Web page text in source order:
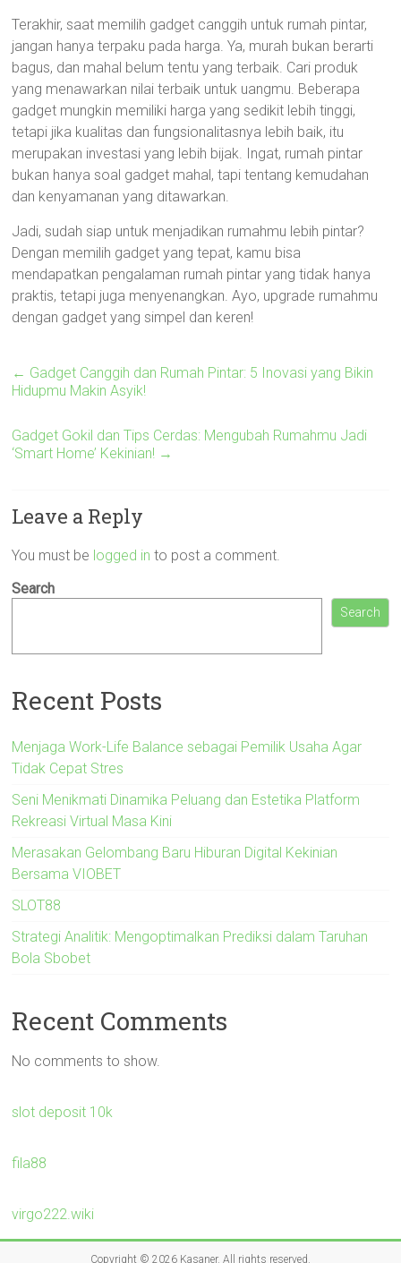
Terakhir, saat memilih gadget canggih untuk rumah pintar,
jangan hanya terpaku pada harga. Ya, murah bukan berarti
bagus, dan mahal belum tentu yang terbaik. Cari produk
yang menawarkan nilai terbaik untuk uangmu. Beberapa
gadget mungkin memiliki harga yang sedikit lebih tinggi,
tetapi jika kualitas dan fungsionalitasnya lebih baik, itu
merupakan investasi yang lebih bijak. Ingat, rumah pintar
bukan hanya soal gadget mahal, tapi tentang kemudahan
dan kenyamanan yang ditawarkan.
Jadi, sudah siap untuk menjadikan rumahmu lebih pintar?
Dengan memilih gadget yang tepat, kamu bisa
mendapatkan pengalaman rumah pintar yang tidak hanya
praktis, tetapi juga menyenangkan. Ayo, upgrade rumahmu
dengan gadget yang simpel dan keren!
← Gadget Canggih dan Rumah Pintar: 5 Inovasi yang Bikin
Hidupmu Makin Asyik!
Gadget Gokil dan Tips Cerdas: Mengubah Rumahmu Jadi
‘Smart Home’ Kekinian! →
Leave a Reply
You must be logged in to post a comment.
Search
Search
Recent Posts
Menjaga Work-Life Balance sebagai Pemilik Usaha Agar
Tidak Cepat Stres
Seni Menikmati Dinamika Peluang dan Estetika Platform
Rekreasi Virtual Masa Kini
Merasakan Gelombang Baru Hiburan Digital Kekinian
Bersama VIOBET
SLOT88
Strategi Analitik: Mengoptimalkan Prediksi dalam Taruhan
Bola Sbobet
Recent Comments
No comments to show.
slot deposit 10k
fila88
virgo222.wiki
Copyright © 2026 Kasaner. All rights reserved.